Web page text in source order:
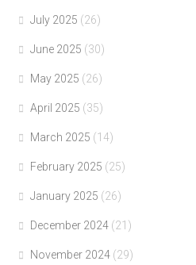
July 2025 (26)
June 2025 (30)
May 2025 (26)
April 2025 (35)
March 2025 (14)
February 2025 (25)
January 2025 (26)
December 2024 (21)
November 2024 (29)